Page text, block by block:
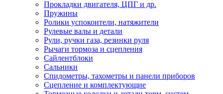
Прокладки двигателя, ЦПГ и др.
Пружины
Ролики успокоители, натяжители
Рулевые валы и детали
Рули, ручки газа, резинки руля
Рычаги тормоза и сцепления
Сайлентблоки
Сальники
Спидометры, тахометры и панели приборов
Сцепление и комплектующие